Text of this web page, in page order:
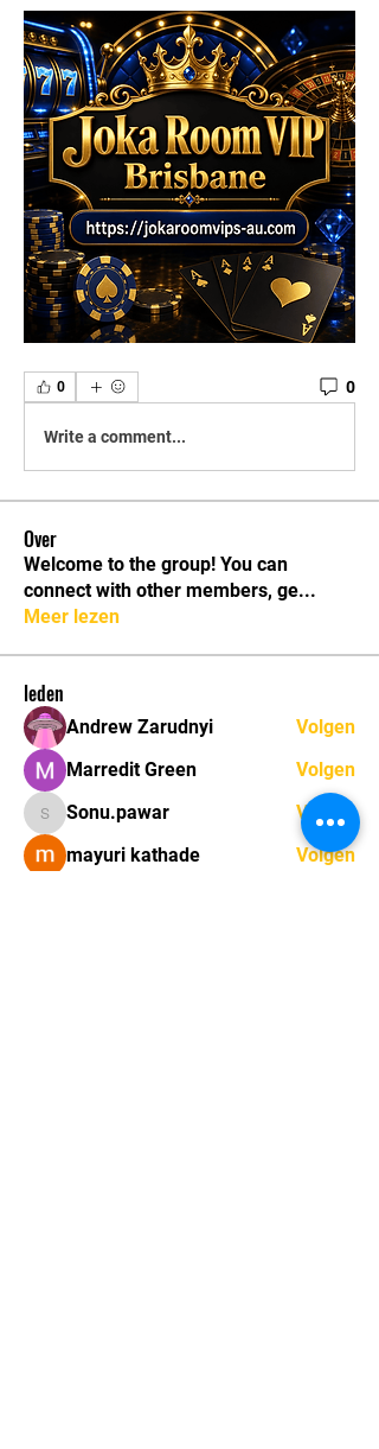
0 0
Write a comment...
Over
Welcome to the group! You can
connect with other members, ge...
Meer lezen
leden
Andrew Zarudnyi
Volgen
Marredit Green
Volgen
Sonu.pawar
Sonu.pawar
Volgen
mayuri kathade
Volgen